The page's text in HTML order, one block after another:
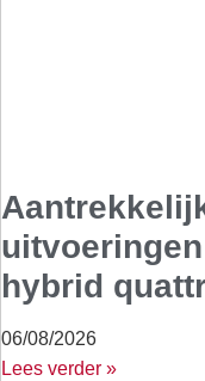
hybrid
06/08/2026
Lees verder »